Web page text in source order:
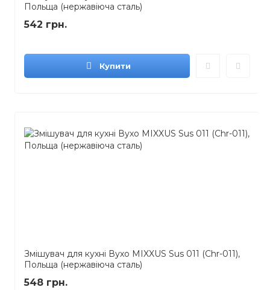
Польща (нержавіюча сталь)
542 грн.
Купити
Змішувач для кухні Вухо MIXXUS Sus 011 (Chr-011),
Польща (нержавіюча сталь)
548 грн.